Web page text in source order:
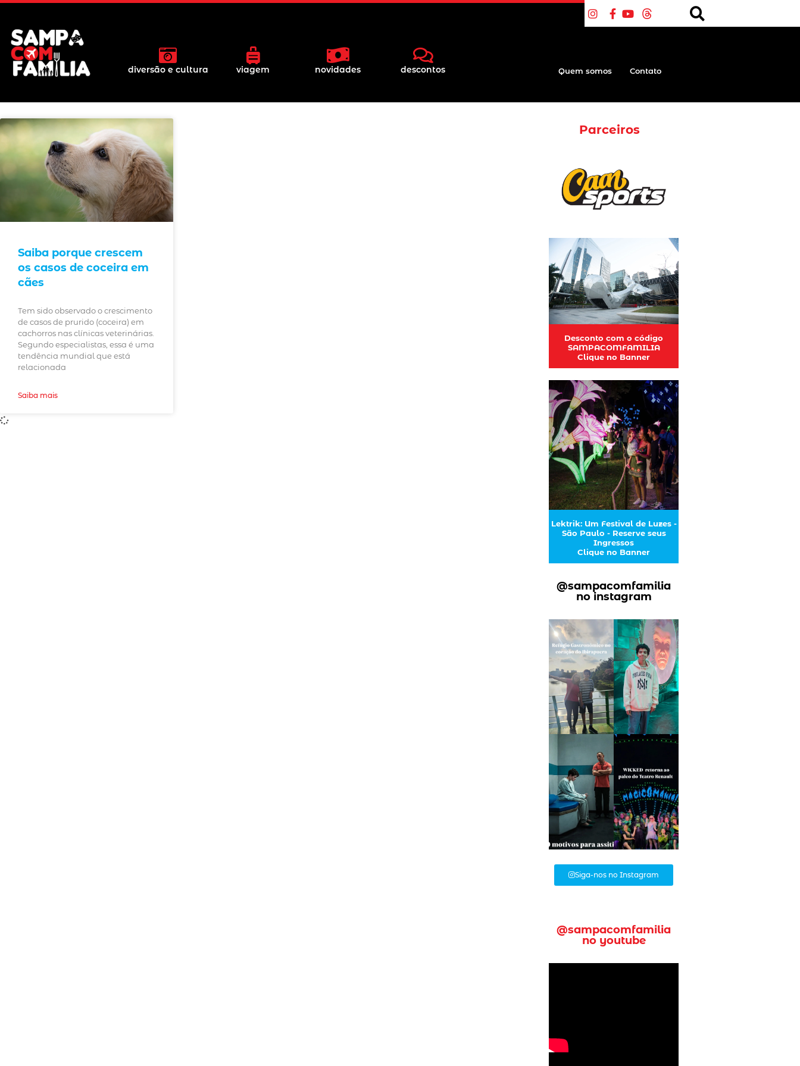
diversão e cultura viagem novidades descontos Quem somos Contato
Saiba porque crescem
os casos de coceira em
cães
Tem sido observado o crescimento
de casos de prurido (coceira) em
cachorros nas clínicas veterinárias.
Segundo especialistas, essa é uma
tendência mundial que está
relacionada
Saiba mais
Parceiros
Desconto com o código
SAMPACOMFAMILIA
Clique no Banner
Lektrik: Um Festival de Luzes -
São Paulo - Reserve seus
Ingressos
Clique no Banner
@sampacomfamilia
no instagram
Siga-nos no Instagram
@sampacomfamilia
no youtube